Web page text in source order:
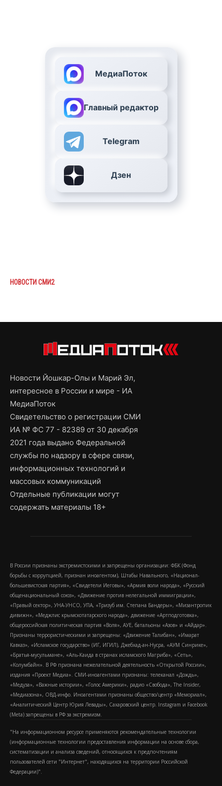
МедиаПоток
Главный редактор
Telegram
Дзен
НОВОСТИ СМИ2
Новости Йошкар-Олы и Марий Эл,
интересное в России и мире - ИА
МедиаПоток
Свидетельство о регистрации СМИ
ИА № ФС 77 - 82389 от 30 декабря
2021 года выдано Федеральной
службы по надзору в сфере связи,
информационных технологий и
массовых коммуникаций
Отдельные публикации могут
содержать материалы 18+
В России признаны экстремистскими и запрещены организации: ФБК (Фонд
борьбы с коррупцией, признан иноагентом), Штабы Навального, «Национал-
большевистская партия», «Свидетели Иеговы», «Армия воли народа», «Русский
общенациональный союз», «Движение против нелегальной иммиграции»,
«Правый сектор», УНА-УНСО, УПА, «Тризуб им. Степана Бандеры», «Мизантропик
дивижн», «Меджлис крымскотатарского народа», движение «Артподготовка»,
общероссийская политическая партия «Воля», АУЕ, батальоны «Азов» и «Айдар».
Признаны террористическими и запрещены: «Движение Талибан», «Имарат
Кавказ», «Исламское государство» (ИГ, ИГИЛ), Джебхад-ан-Нусра, «АУМ Синрике»,
«Братья-мусульмане», «Аль-Каида в странах исламского Магриба», «Сеть»,
«Колумбайн». В РФ признана нежелательной деятельность «Открытой России»,
издания «Проект Медиа». СМИ-иноагентами признаны: телеканал «Дождь»,
«Медуза», «Важные истории», «Голос Америки», радио «Свобода», The Insider,
«Медиазона», ОВД-инфо. Иноагентами признаны общество/центр «Мемориал»,
«Аналитический Центр Юрия Левады», Сахаровский центр. Instagram и Facebook
(Metа) запрещены в РФ за экстремизм.
"На информационном ресурсе применяются рекомендательные технологии
(информационные технологии предоставления информации на основе сбора,
систематизации и анализа сведений, относящихся к предпочтениям
пользователей сети "Интернет", находящихся на территории Российской
Федерации)".